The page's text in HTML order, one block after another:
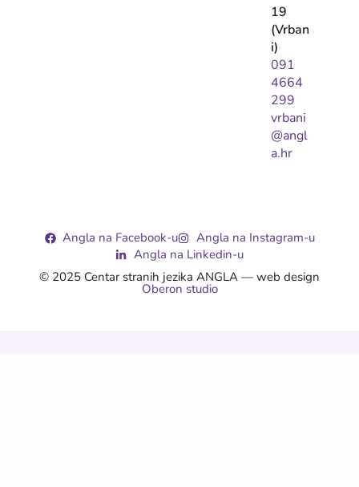
19
(Vrban
i)
091
4664
299
vrbani
@angl
a.hr
Angla na Facebook-u
Angla na Instagram-u
Angla na Linkedin-u
© 2025 Centar stranih jezika ANGLA — web design
Oberon studio